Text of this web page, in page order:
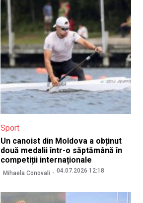
Sport
Un canoist din Moldova a obținut
două medalii într-o săptămână în
competiții internaționale
Mihaela Conovali 04.07.2026 12:18